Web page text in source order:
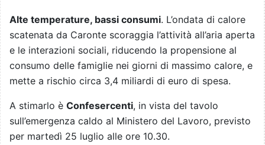
Alte temperature, bassi consumi. L’ondata di calore
scatenata da Caronte scoraggia l’attività all’aria aperta
e le interazioni sociali, riducendo la propensione al
consumo delle famiglie nei giorni di massimo calore, e
mette a rischio circa 3,4 miliardi di euro di spesa.
A stimarlo è Confesercenti, in vista del tavolo
sull’emergenza caldo al Ministero del Lavoro, previsto
per martedì 25 luglio alle ore 10.30.